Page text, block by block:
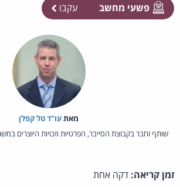
פשעי מחשב עקבו
מאת‏עו"ד טל קפלן
שותף וחבר בקבוצת הסייבר, הפרטיות וזכויות היוצרים
זמן קריאה: דקה אחת